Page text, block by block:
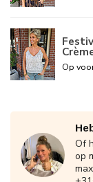
Op
Of
op